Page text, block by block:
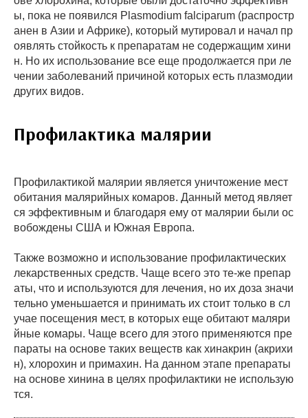
ы, пока не появился Plasmodium falciparum (распростр
анен в Азии и Африке), который мутировал и начал пр
оявлять стойкость к препаратам не содержащим хини
н. Но их использование все еще продолжается при ле
чении заболеваний причиной которых есть плазмодии
других видов.
Профилактика малярии
Профилактикой малярии является уничтожение мест
обитания малярийных комаров. Данный метод являет
ся эффективным и благодаря ему от малярии были ос
вобождены США и Южная Европа.
Также возможно и использование профилактических
лекарственных средств. Чаще всего это те-же препар
аты, что и используются для лечения, но их доза значи
тельно уменьшается и принимать их стоит только в сл
учае посещения мест, в которых еще обитают маляри
йные комары. Чаще всего для этого применяются пре
параты на основе таких веществ как хинакрин (акрихи
н), хлорохин и примахин. На данном этапе препараты
на основе хинина в целях профилактики не использую
тся.